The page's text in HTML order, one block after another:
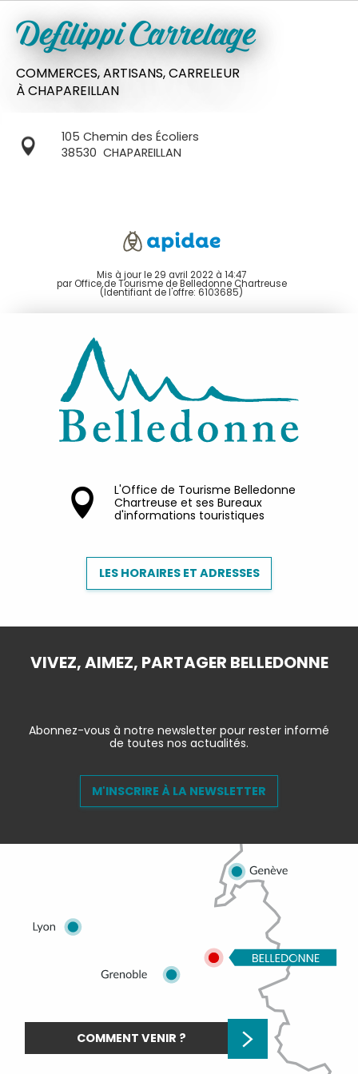
Defilippi Carrelage
COMMERCES,ARTISANS,CARRELEUR
À CHAPAREILLAN
105 Chemin des Écoliers
38530 CHAPAREILLAN
Mis à jour le 29 avril 2022 à 14:47
par Office de Tourisme de Belledonne Chartreuse
(Identifiant de l'offre: 6103685)
L'Office de Tourisme Belledonne
Chartreuse et ses Bureaux
d'informations touristiques
LES HORAIRES ET ADRESSES
VIVEZ, AIMEZ, PARTAGER BELLEDONNE
Abonnez-vous à notre newsletter pour rester informé
de toutes nos actualités.
M'INSCRIRE À LA NEWSLETTER
COMMENT VENIR ?